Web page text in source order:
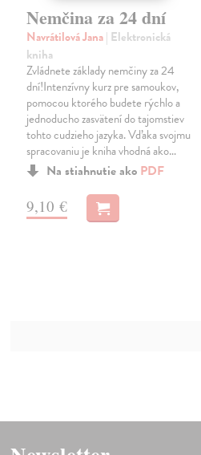
Nemčina za 24 dní
Navrátilová Jana| Elektronická
kniha
Zvládnete základy nemčiny za 24
dní!Intenzívny kurz pre samoukov,
pomocou ktorého budete rýchlo a
jednoducho zasvätení do tajomstiev
tohto cudzieho jazyka. Vďaka svojmu
spracovaniu je kniha vhodná ako…
Na stiahnutie ako PDF
9,10 €